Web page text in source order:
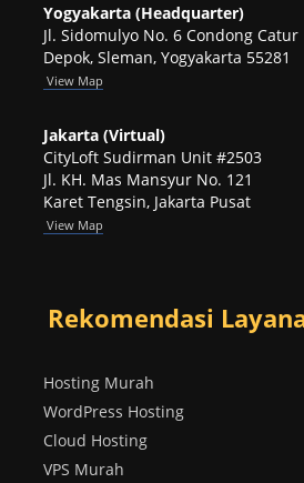
Yogyakarta (Headquarter)
Jl. Sidomulyo No. 6 Condong Catur
Depok, Sleman, Yogyakarta 55281
View Map
Jakarta (Virtual)
CityLoft Sudirman Unit #2503
Jl. KH. Mas Mansyur No. 121
Karet Tengsin, Jakarta Pusat
View Map
Rekomendasi
Hosting Murah
WordPress Hosting
Cloud Hosting
VPS Murah